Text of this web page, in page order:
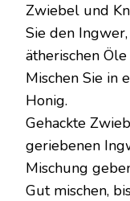
Zwiebel und
Sie den
ätherischen
Mischen Sie in
Honig.
Gehackte
geriebenen
Mischung
Gut mischen,